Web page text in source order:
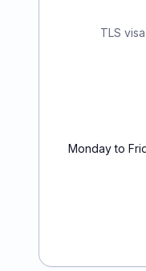
TLS
(+44) 2038921485